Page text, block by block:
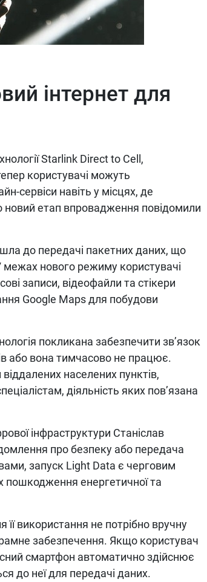
інтернет для
Starlink Direct to Cell,
користувачі можуть
сервіси навіть у місцях, де
новий етап впровадження повідомили
до передачі пакетних даних, що
межах нового режиму користувачі
записи, відеофайли та стікери
Google Maps для побудови
покликана забезпечити зв’язок
або вона тимчасово не працює.
населених пунктів,
діяльність яких пов’язана
інфраструктури Станіслав
про безпеку або передача
запуск Light Data є черговим
пошкодження енергетичної та
використання не потрібно вручну
забезпечення. Якщо користувач
смартфон автоматично здійснює
до неї для передачі даних.